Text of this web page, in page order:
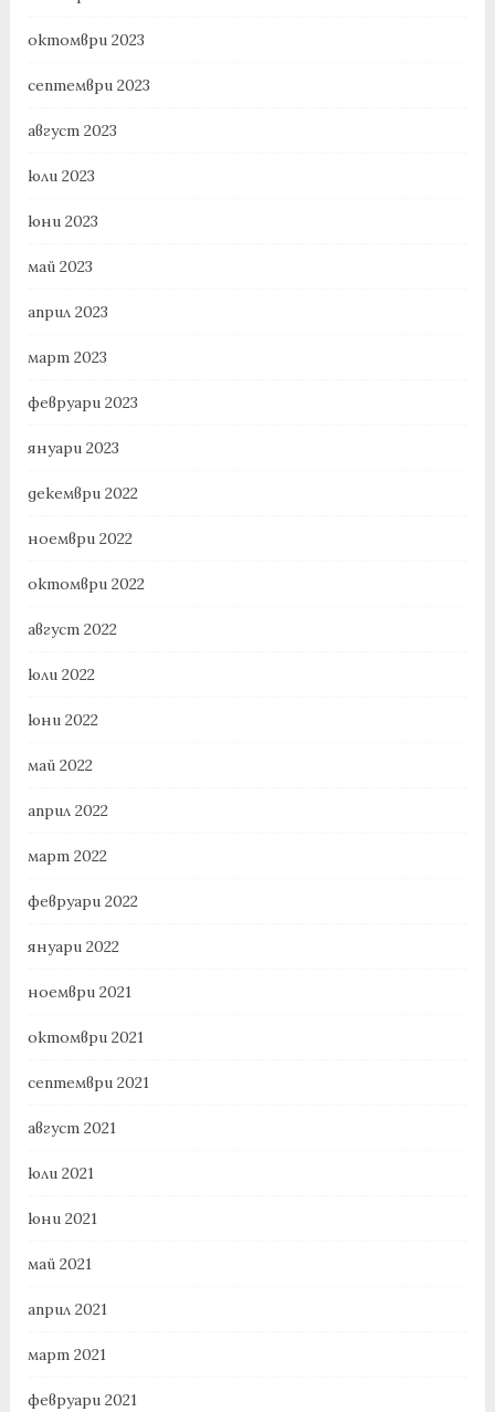
октомври 2023
септември 2023
август 2023
юли 2023
юни 2023
май 2023
април 2023
март 2023
февруари 2023
януари 2023
декември 2022
ноември 2022
октомври 2022
август 2022
юли 2022
юни 2022
май 2022
април 2022
март 2022
февруари 2022
януари 2022
ноември 2021
октомври 2021
септември 2021
август 2021
юли 2021
юни 2021
май 2021
април 2021
март 2021
февруари 2021